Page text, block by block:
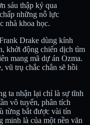
sáu thập kỷ qua
những nỗ lực
nhà khoa học.
Drake dùng kính
khởi động chiến dịch tìm
mang mã dự án Ozma.
vũ trụ chắc chắn sẽ hồi
ta nhận lại chỉ là sự tĩnh
vô tuyến, phân tích
từng bắt được vài tín
minh là của một nền văn